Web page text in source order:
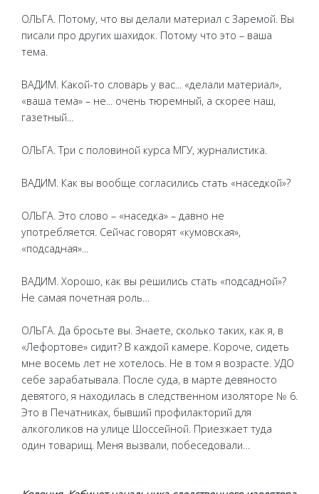
ОЛЬГА. Потому, что вы делали материал с Заремой. Вы
писали про других шахидок. Потому что это – ваша
тема.
ВАДИМ. Какой-то словарь у вас... «делали материал»,
«ваша тема» – не... очень тюремный, а скорее наш,
газетный...
ОЛЬГА. Три с половиной курса МГУ, журналистика.
ВАДИМ. Как вы вообще согласились стать «наседкой»?
ОЛЬГА. Это слово – «наседка» – давно не
употребляется. Сейчас говорят «кумовская»,
«подсадная»...
ВАДИМ. Хорошо, как вы решились стать «подсадной»?
Не самая почетная роль…
ОЛЬГА. Да бросьте вы. Знаете, сколько таких, как я, в
«Лефортове» сидит? В каждой камере. Короче, сидеть
мне восемь лет не хотелось. Не в том я возрасте. УДО
себе зарабатывала. После суда, в марте девяносто
девятого, я находилась в следственном изоляторе № 6.
Это в Печатниках, бывший профилакторий для
алкоголиков на улице Шоссейной. Приезжает туда
один товарищ. Меня вызвали, побеседовали…